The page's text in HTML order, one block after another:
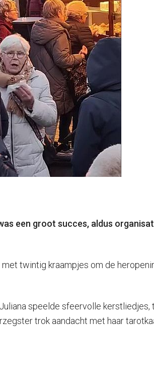
een groot succes, aldus
twintig kraampjes om de
speelde sfeervolle
trok aandacht met haar